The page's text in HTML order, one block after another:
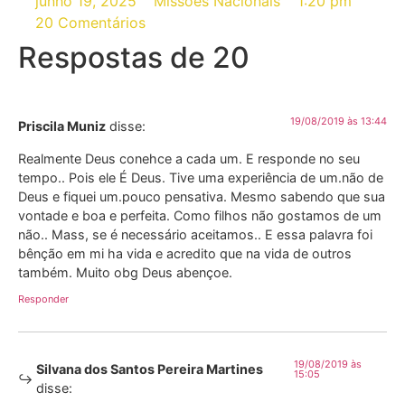
20 Comentários
Respostas de 20
Priscila Muniz disse: 19/08/2019 às 13:44
Realmente Deus conehce a cada um. E responde no seu
tempo.. Pois ele É Deus. Tive uma experiência de um.não de
Deus e fiquei um.pouco pensativa. Mesmo sabendo que sua
vontade e boa e perfeita. Como filhos não gostamos de um
não.. Mass, se é necessário aceitamos.. E essa palavra foi
bênção em mi ha vida e acredito que na vida de outros
também. Muito obg Deus abençoe.
Responder
Silvana dos Santos Pereira Martines
disse:
19/08/2019 às
15:05